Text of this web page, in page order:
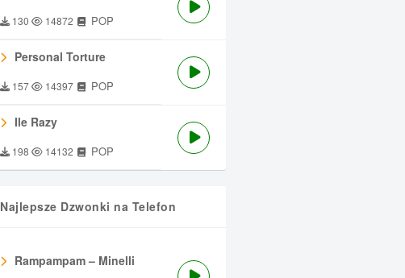
130 14872 POP
Personal Torture
157 14397 POP
Ile Razy
198 14132 POP
Najlepsze Dzwonki na Telefon
Rampampam – Minelli